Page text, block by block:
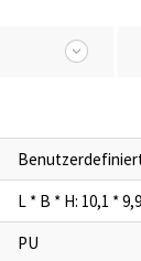
L * B * H: 10,1 *
PU